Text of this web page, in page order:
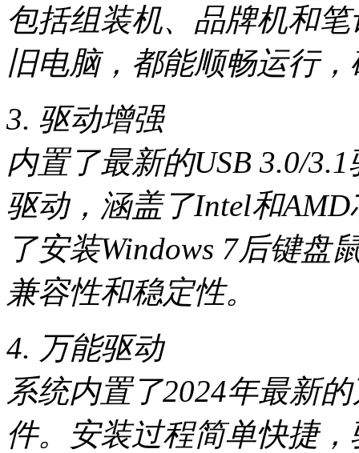
包括组装机、品牌机和
旧电脑，都能顺畅运行
3. 驱动增强
内置了最新的USB 3.0/
驱动，涵盖了Intel和
了安装Windows 7后键
兼容性和稳定性。
4. 万能驱动
系统内置了2024年最新
件。安装过程简单快捷